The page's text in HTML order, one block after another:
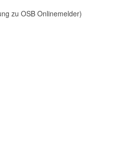
zu OSB Onlinemelder)